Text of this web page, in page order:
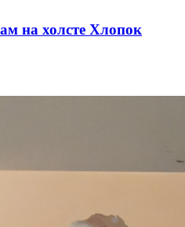
на холсте Хлопок